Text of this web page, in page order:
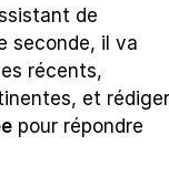
de
seconde, il va
récents,
et rédiger
pour répondre